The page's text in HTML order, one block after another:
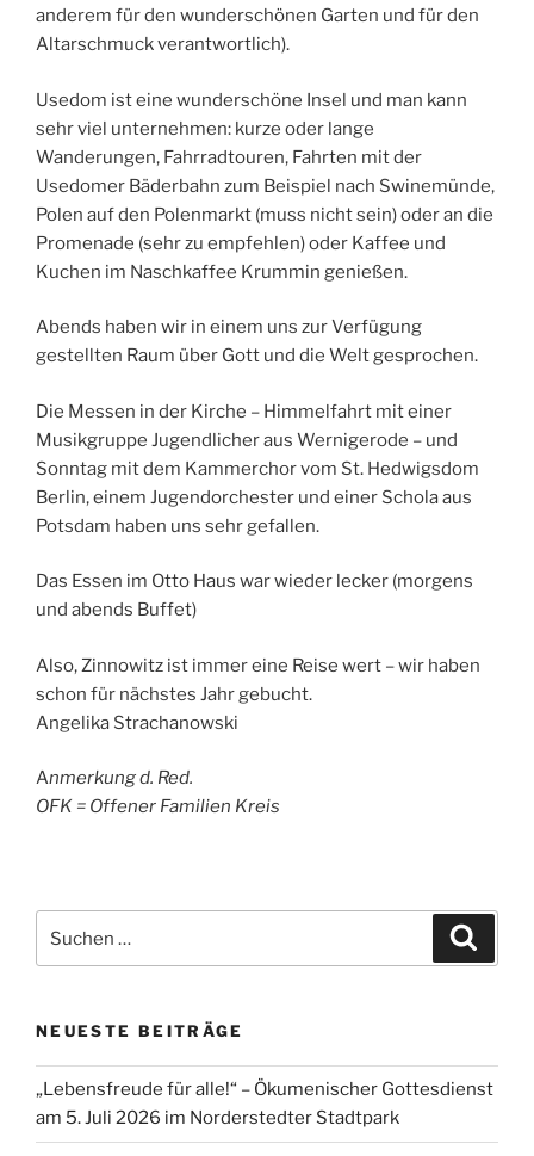
anderem für den wunderschönen Garten und für den
Altarschmuck verantwortlich).
Usedom ist eine wunderschöne Insel und man kann
sehr viel unternehmen: kurze oder lange
Wanderungen, Fahrradtouren, Fahrten mit der
Usedomer Bäderbahn zum Beispiel nach Swinemünde,
Polen auf den Polenmarkt (muss nicht sein) oder an die
Promenade (sehr zu empfehlen) oder Kaffee und
Kuchen im Naschkaffee Krummin genießen.
Abends haben wir in einem uns zur Verfügung
gestellten Raum über Gott und die Welt gesprochen.
Die Messen in der Kirche – Himmelfahrt mit einer
Musikgruppe Jugendlicher aus Wernigerode – und
Sonntag mit dem Kammerchor vom St. Hedwigsdom
Berlin, einem Jugendorchester und einer Schola aus
Potsdam haben uns sehr gefallen.
Das Essen im Otto Haus war wieder lecker (morgens
und abends Buffet)
Also, Zinnowitz ist immer eine Reise wert – wir haben
schon für nächstes Jahr gebucht.
Angelika Strachanowski
Anmerkung d. Red.
OFK = Offener Familien Kreis
nach:
NEUESTE BEITRÄGE
„Lebensfreude für alle!“ – Ökumenischer Gottesdienst
am 5. Juli 2026 im Norderstedter Stadtpark